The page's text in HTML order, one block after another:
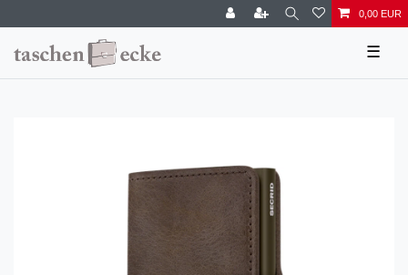
0,00 EUR
☰